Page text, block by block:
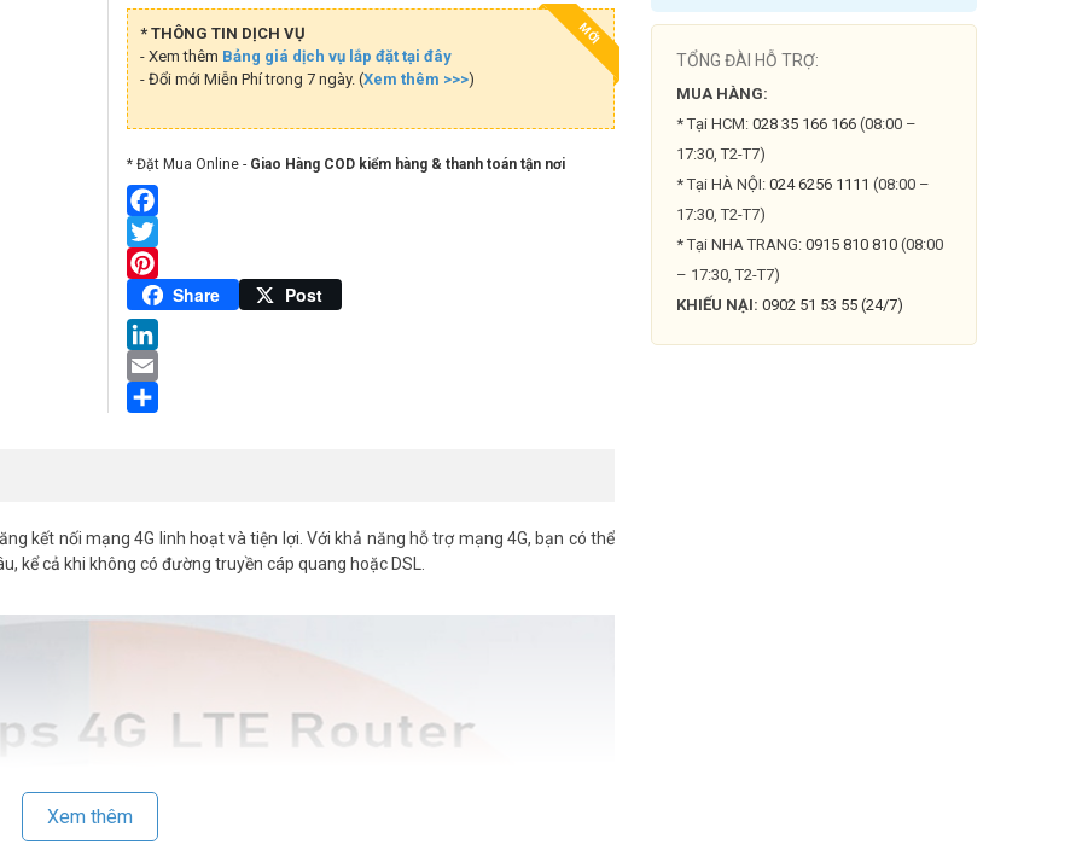
MỚI
* THÔNG TIN DỊCH VỤ
- Xem thêm Bảng giá dịch vụ lắp đặt tại đây
- Đổi mới Miễn Phí trong 7 ngày. (Xem thêm >>>)
* Đặt Mua Online - Giao Hàng COD kiểm hàng & thanh toán tận nơi
Facebook
Twitter
Pinterest
Share Post
LinkedIn
Email
kết nối mạng 4G linh hoạt và tiện lợi. Với khả năng hỗ trợ mạng 4G, bạn có thể
kể cả khi không có đường truyền cáp quang hoặc DSL.
Xem thêm
TỔNG ĐÀI HỖ TRỢ:
MUA HÀNG:
* Tại HCM: 028 35 166 166 (08:00 –
17:30, T2-T7)
* Tại HÀ NỘI: 024 6256 1111 (08:00 –
17:30, T2-T7)
* Tại NHA TRANG: 0915 810 810 (08:00
– 17:30, T2-T7)
KHIẾU NẠI: 0902 51 53 55 (24/7)